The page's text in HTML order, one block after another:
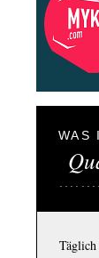
WAS
Täglich